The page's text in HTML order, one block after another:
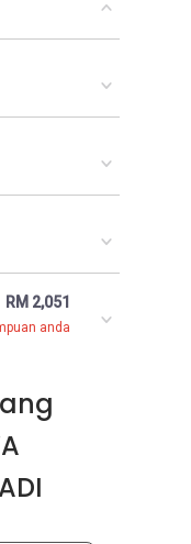
RM 2,051
anda